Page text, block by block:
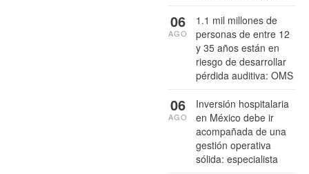
1.1 mil millones de
personas de entre 12
y 35 años están en
riesgo de desarrollar
pérdida auditiva: OMS
06
AGO
Inversión hospitalaria
en México debe ir
acompañada de una
gestión operativa
sólida: especialista
06
AGO